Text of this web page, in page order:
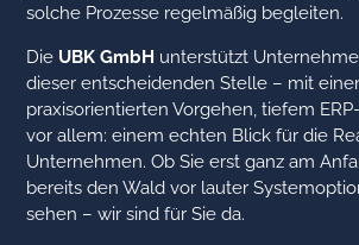
solche Prozesse regelmäßig begleiten.
Die UBK GmbH unterstützt
dieser entscheidenden Stelle – mit
praxisorientierten Vorgehen, tiefem
vor allem: einem echten Blick für die
Unternehmen. Ob Sie erst ganz am
bereits den Wald vor lauter
sehen – wir sind für Sie da.